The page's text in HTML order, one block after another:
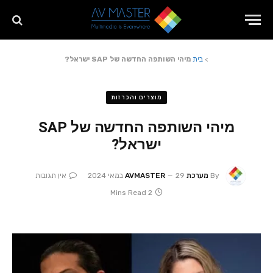
> בית מיהי השותפה החדשה של SAP ישראל?
מוצרים והכרזות
מיהי השותפה החדשה של SAP
ישראל?
By מערכת AVMASTER 29 במאי 2024
אין תגובות
2 Mins Read